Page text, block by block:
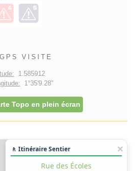
VISITE
1.585912
1°35'9.28"
Topo en plein écran
🚶 Itinéraire Sentier
Rue des Écoles